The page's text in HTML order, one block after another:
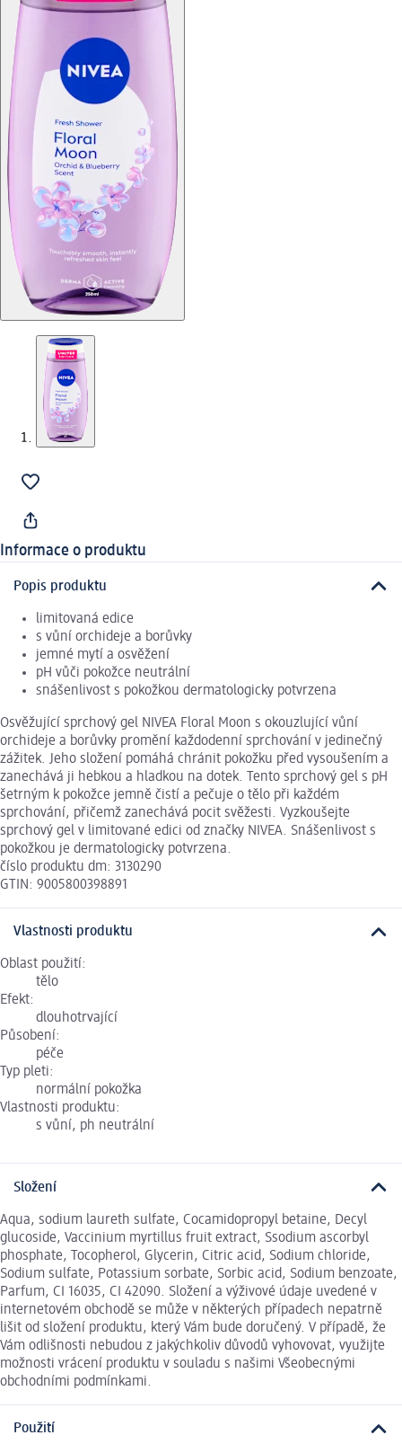
Informace o produktu
Popis produktu
limitovaná edice
s vůní orchideje a borůvky
jemné mytí a osvěžení
pH vůči pokožce neutrální
snášenlivost s pokožkou dermatologicky potvrzena
Osvěžující sprchový gel NIVEA Floral Moon s okouzlující vůní
orchideje a borůvky promění každodenní sprchování v jedinečný
zážitek. Jeho složení pomáhá chránit pokožku před vysoušením a
zanechává ji hebkou a hladkou na dotek. Tento sprchový gel s pH
šetrným k pokožce jemně čistí a pečuje o tělo při každém
sprchování, přičemž zanechává pocit svěžesti. Vyzkoušejte
sprchový gel v limitované edici od značky NIVEA. Snášenlivost s
pokožkou je dermatologicky potvrzena.
číslo produktu dm: 3130290
GTIN: 9005800398891
Vlastnosti produktu
Oblast použití:
tělo
Efekt:
dlouhotrvající
Působení:
péče
Typ pleti:
normální pokožka
Vlastnosti produktu:
s vůní, ph neutrální
Složení
Aqua, sodium laureth sulfate, Cocamidopropyl betaine, Decyl
glucoside, Vaccinium myrtillus fruit extract, Ssodium ascorbyl
phosphate, Tocopherol, Glycerin, Citric acid, Sodium chloride,
Sodium sulfate, Potassium sorbate, Sorbic acid, Sodium benzoate,
Parfum, CI 16035, CI 42090. Složení a výživové údaje uvedené v
internetovém obchodě se může v některých případech nepatrně
lišit od složení produktu, který Vám bude doručený. V případě, že
Vám odlišnosti nebudou z jakýchkoliv důvodů vyhovovat, využijte
možnosti vrácení produktu v souladu s našimi Všeobecnými
obchodními podmínkami.
Použití